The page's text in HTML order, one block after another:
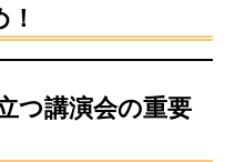
つ講演会の重要